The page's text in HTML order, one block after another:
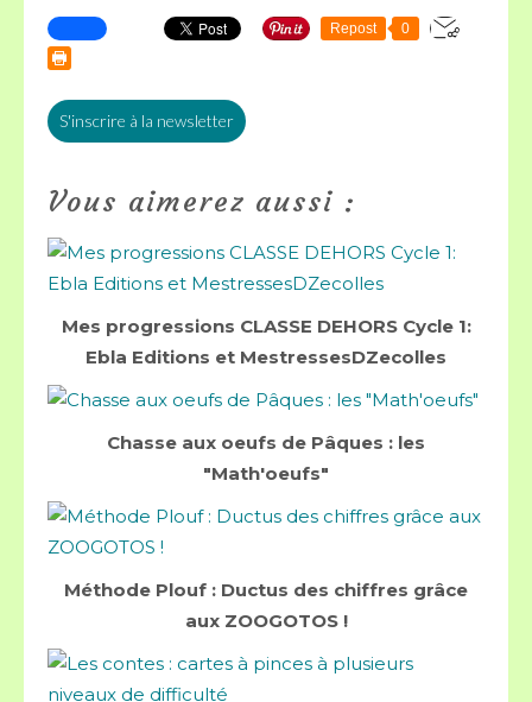
Repost 0
S'inscrire à la newsletter
Vous aimerez aussi :
Mes progressions CLASSE DEHORS Cycle 1:
Ebla Editions et MestressesDZecolles
Chasse aux oeufs de Pâques : les
"Math'oeufs"
Méthode Plouf : Ductus des chiffres grâce
aux ZOOGOTOS !